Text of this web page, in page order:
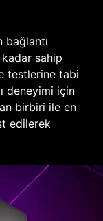
bağlantı
sahip
testlerine tabi
deneyimi için
birbiri ile en
edilerek